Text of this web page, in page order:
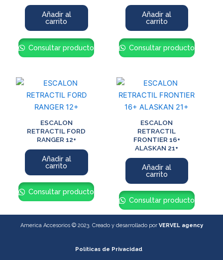
Añadir al
carrito
Consultar producto
Añadir al
carrito
Consultar producto
ESCALON
RETRACTIL FORD
RANGER 12+
Añadir al
carrito
Consultar producto
ESCALON
RETRACTIL
FRONTIER 16+
ALASKAN 21+
Añadir al
carrito
Consultar producto
America Accesorios © 2023. Creado y desarrollado por VERVEL agency
Políticas de Privacidad